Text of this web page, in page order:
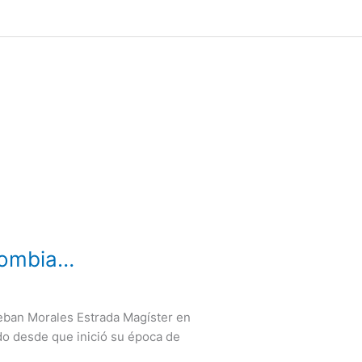
Morales Estrada Magíster en
desde que inició su época de